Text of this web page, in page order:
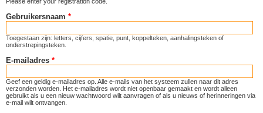
Gebruikersnaam *
Toegestaan zijn: letters, cijfers, spatie, punt, koppelteken, aanhalingsteken of
onderstrepingsteken.
E-mailadres *
Geef een geldig e-mailadres op. Alle e-mails van het systeem zullen naar dit adres
verzonden worden. Het e-mailadres wordt niet openbaar gemaakt en wordt alleen
gebruikt als u een nieuw wachtwoord wilt aanvragen of als u nieuws of herinneringen via
e-mail wilt ontvangen.